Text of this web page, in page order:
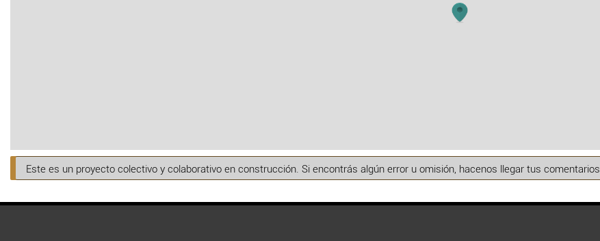
Este es un proyecto colectivo y colaborativo en construcción. Si encontrás algún error u omisión, hacenos llegar tus comentarios